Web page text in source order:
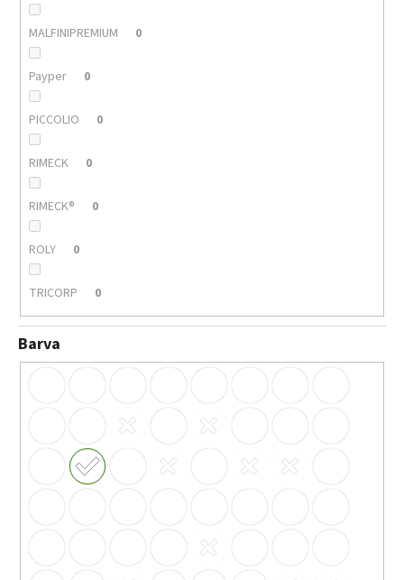
MALFINIPREMIUM 0
Payper 0
PICCOLIO 0
RIMECK 0
RIMECK® 0
ROLY 0
TRICORP 0
Barva